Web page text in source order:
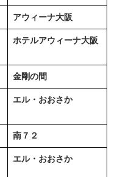
アウィーナ大阪
ホテルアウィーナ大阪
金剛の間
エル・おおさか
南７２
エル・おおさか